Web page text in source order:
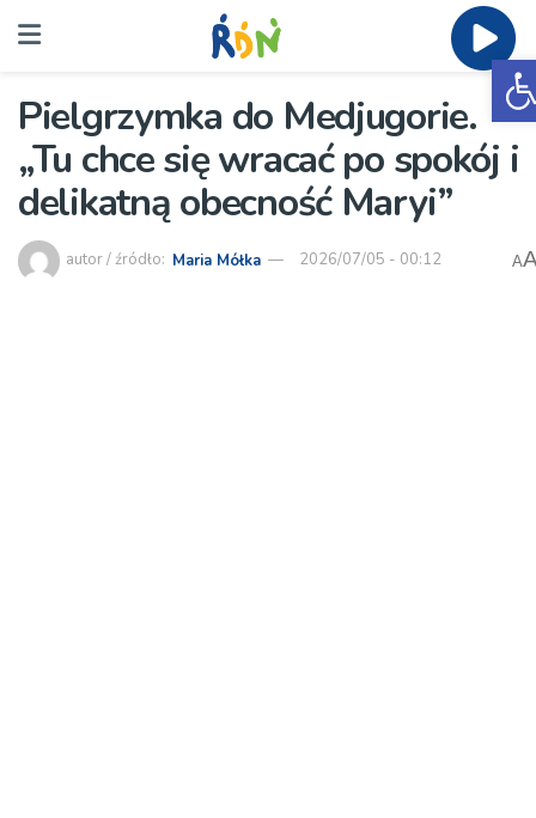
Pielgrzymka do Medjugorie.
„Tu chce się wracać po spokój i
delikatną obecność Maryi”
autor / źródło: Maria Mółka 2026/07/05 - 00:12 A